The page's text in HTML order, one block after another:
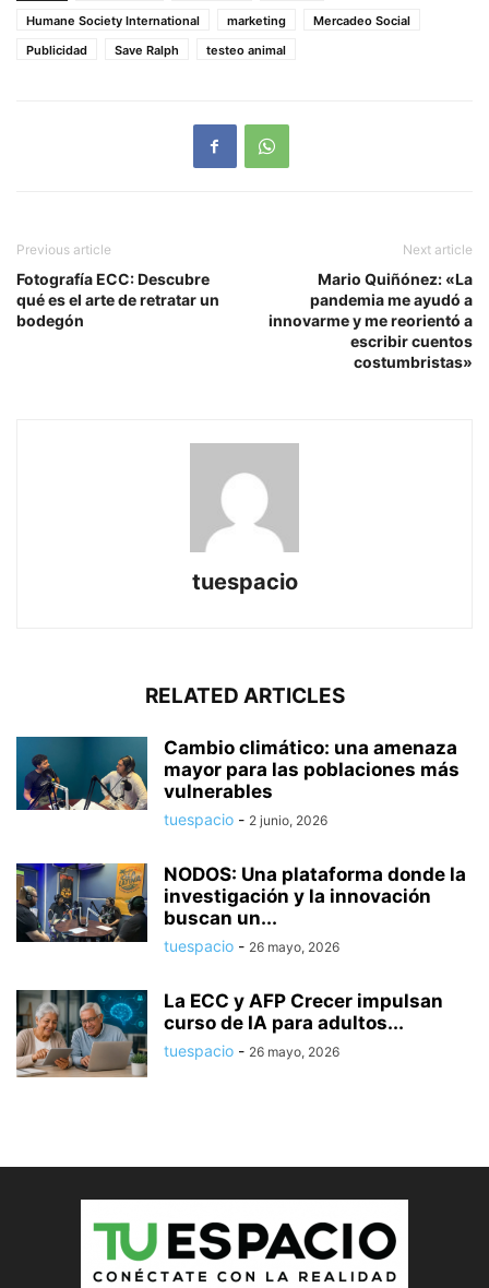
Humane Society International
marketing
Mercadeo Social
Publicidad
Save Ralph testeo animal
Previous article
Fotografía ECC: Descubre
qué es el arte de retratar un
bodegón
Next article
Mario Quiñónez: «La
pandemia me ayudó a
innovarme y me reorientó a
escribir cuentos
costumbristas»
tuespacio
RELATED ARTICLES
Cambio climático: una amenaza
mayor para las poblaciones más
vulnerables
tuespacio - 2 junio, 2026
NODOS: Una plataforma donde la
investigación y la innovación
buscan un...
tuespacio - 26 mayo, 2026
La ECC y AFP Crecer impulsan
curso de IA para adultos...
tuespacio - 26 mayo, 2026